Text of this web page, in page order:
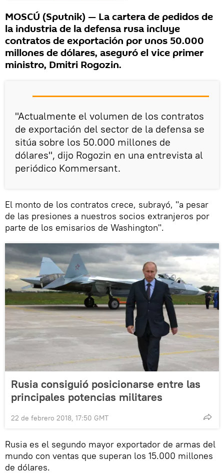
MOSCÚ (Sputnik) — La cartera de pedidos de
la industria de la defensa rusa incluye
contratos de exportación por unos 50.000
millones de dólares, aseguró el vice primer
ministro, Dmitri Rogozin.
"Actualmente el volumen de los contratos
de exportación del sector de la defensa se
sitúa sobre los 50.000 millones de
dólares", dijo Rogozin en una entrevista al
periódico Kommersant.
El monto de los contratos crece, subrayó, "a pesar
de las presiones a nuestros socios extranjeros por
parte de los emisarios de Washington".
Rusia consiguió posicionarse entre las
principales potencias militares
22 de febrero 2018, 17:50 GMT
Rusia es el segundo mayor exportador de armas del
mundo con ventas que superan los 15.000 millones
de dólares.